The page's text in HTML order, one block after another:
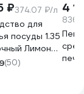
₽374.07 ₽/л
для
посуды 1.35
Лимон
(50)
4
836